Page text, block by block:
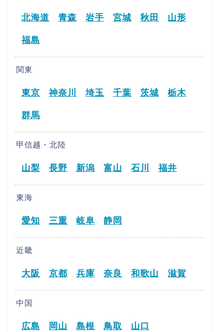
北海道 青森 岩手 宮城 秋田 山形
福島
関東
東京 神奈川 埼玉 千葉 茨城 栃木
群馬
甲信越・北陸
山梨 長野 新潟 富山 石川 福井
東海
愛知 三重 岐阜 静岡
近畿
大阪 京都 兵庫 奈良 和歌山 滋賀
中国
広島 岡山 島根 鳥取 山口